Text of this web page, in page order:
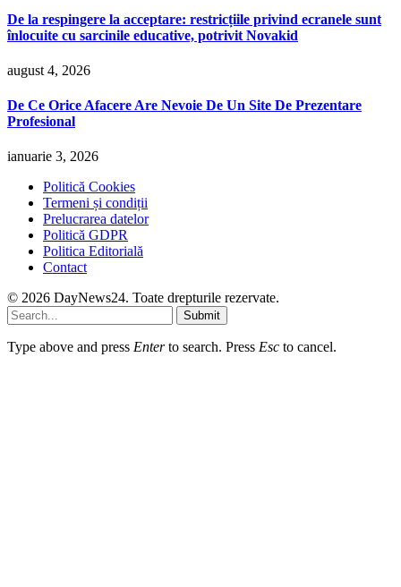
De la respingere la acceptare: restricțiile privind ecranele sunt
înlocuite cu sarcinile educative, potrivit Novakid
august 4, 2026
De Ce Orice Afacere Are Nevoie De Un Site De Prezentare
Profesional
ianuarie 3, 2026
Politică Cookies
Termeni și condiții
Prelucrarea datelor
Politică GDPR
Politica Editorială
Contact
© 2026 DayNews24. Toate drepturile rezervate.
Submit
Type above and press Enterto search. Press Esc to cancel.